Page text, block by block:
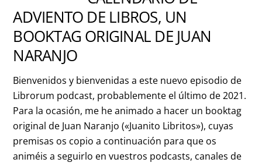
ADVIENTO DE LIBROS, UN
BOOKTAG ORIGINAL DE JUAN
NARANJO
Bienvenidos y bienvenidas a este nuevo episodio de
Librorum podcast, probablemente el último de 2021.
Para la ocasión, me he animado a hacer un booktag
original de Juan Naranjo («Juanito Libritos»), cuyas
premisas os copio a continuación para que os
animéis a seguirlo en vuestros podcasts, canales de